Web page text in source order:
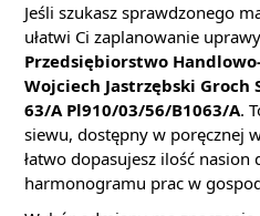
Jeśli szukasz sprawdzonego
ułatwi Ci zaplanowanie
Przedsiębiorstwo
Wojciech Jastrzębski Groch
63/A Pl910/03/56/B1063/A.
siewu, dostępny w poręcznej
łatwo dopasujesz ilość nasion
harmonogramu prac w